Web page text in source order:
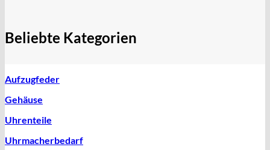
Beliebte Kategorien
Aufzugfeder
Gehäuse
Uhrenteile
Uhrmacherbedarf